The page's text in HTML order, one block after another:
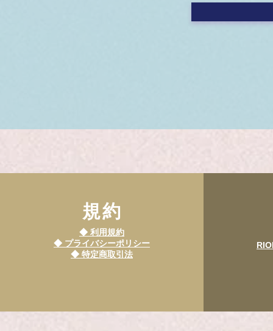
​規約
◆ 利用規約
◆ プライバシーポリシー
​◆ 特定商取引法